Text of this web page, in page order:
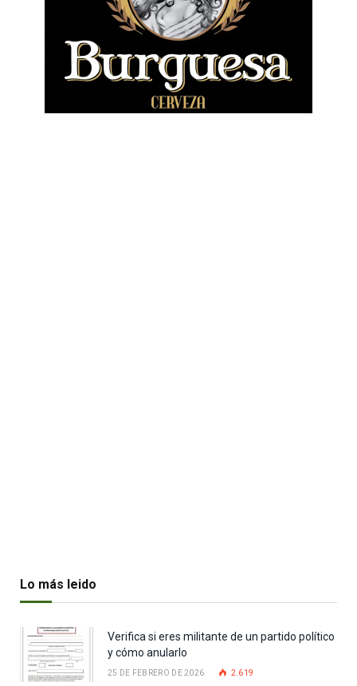
Lo más leido
Verifica si eres militante de un partido político
y cómo anularlo
25 DE FEBRERO DE 2026 2.619